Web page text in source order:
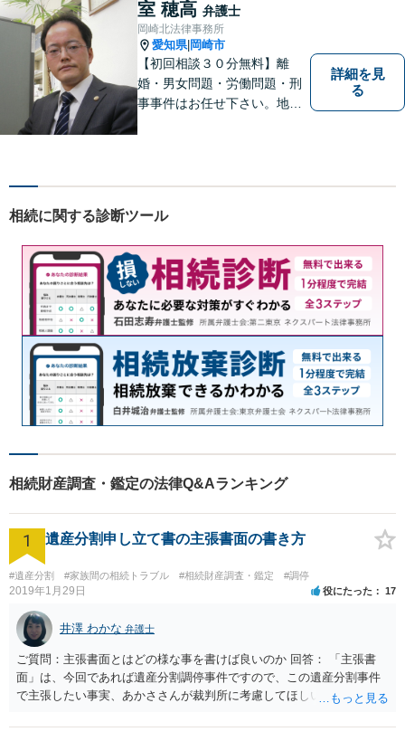
保険会社とのやりとりや交渉
はお任せください
室 穂高 弁護士
岡崎北法律事務所
愛知県| 岡崎市
【初回相談３０分無料】離
婚・男女問題・労働問題・刑
事事件はお任せ下さい。地域
詳細を見
る
相続に関する診断ツール
相続財産調査・鑑定の法律Q&Aランキング
1 遺産分割申し立て書の主張書面の書き方
#遺産分割 #家族間の相続トラブル #相続財産調査・鑑定 #調停
2019年1月29日 役にたった 17
井澤 わかな 弁護士
ご質問：主張書面とはどの様な事を書けば良いのか 回答： 「主張書
面」は、今回であれば遺産分割調停事件ですので、この遺産分割事件
で主張したい事実、あかささんが裁判所に考慮してほしいと思う、亡
ります。 もし、主張したい事実や考慮してほしい事情に関連して